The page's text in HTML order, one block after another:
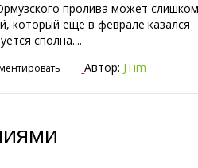
пролива может слишком
который еще в феврале казался
сполна....
Автор: JTim